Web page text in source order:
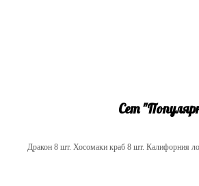
Сет
Дракон 8 шт. Хосомаки краб 8 шт. Калифорния